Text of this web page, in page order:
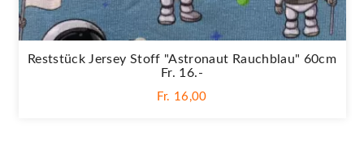
Reststück Jersey Stoff "Astronaut Rauchblau" 60cm
Fr. 16.-
Fr. 16,00